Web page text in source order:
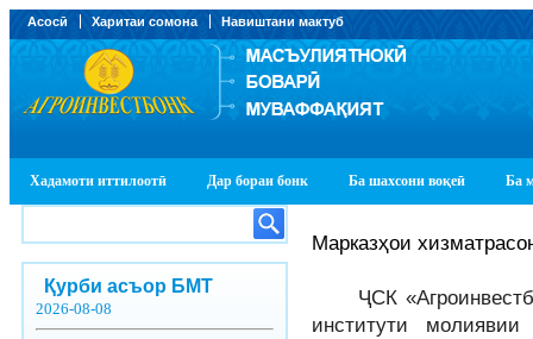
Асосӣ Харитаи сомона Навиштани мактуб
Хадамоти иттилоотӣ Дар бораи бонк Ба шахсони воқеӣ Ба
Қурби асъор БМТ
2026-08-08
Марказҳои
ҶСК
институти